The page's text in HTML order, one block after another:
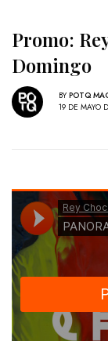
Promo:
Domingo
BY POTQ
19 DE MAYO